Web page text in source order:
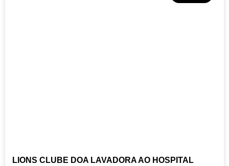
LIONS CLUBE DOA LAVADORA AO HOSPITAL